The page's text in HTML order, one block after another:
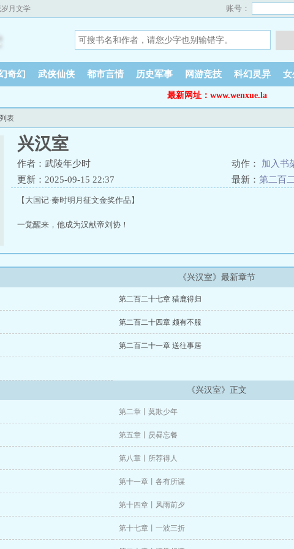
月文学 账号：
奇幻 武侠仙侠 都市言情 历史军事 网游竞技 科幻灵异 女
最新网址：www.wenxue.la
表
兴汉室
作者：武陵年少时 动作： 加入书
更新：2025-09-15 22:37
最新： 第二百
【大国记·秦时明月征文金奖作品】
一觉醒来，他成为汉献帝刘协！
且看他运用帝王心术，成霸业，兴汉室！
《兴汉室》最新章节
第二百二十七章 猎鹿得归
第二百二十四章 颇有不服
第二百二十一章 送往事居
《兴汉室》正文
第二章丨莫欺少年
第五章丨昃晷忘餐
第八章丨所荐得人
第十一章丨各有所谋
第十四章丨风雨前夕
第十七章丨一波三折